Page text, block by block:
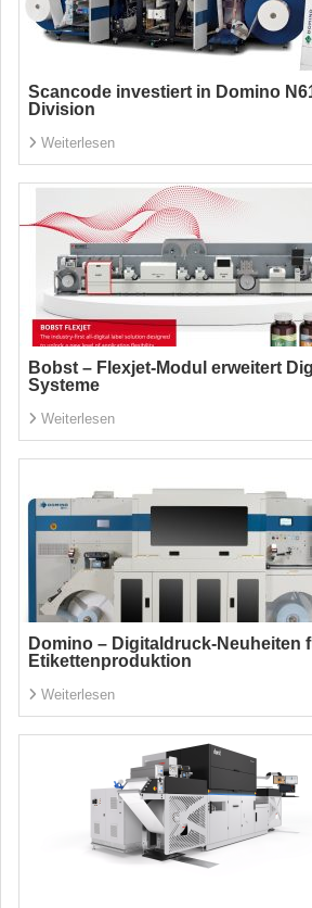
Scancode investiert in Domino
Division
Weiterlesen
Bobst – Flexjet-Modul erweitert
Systeme
Weiterlesen
Domino – Digitaldruck-Neuheiten
Etikettenproduktion
Weiterlesen